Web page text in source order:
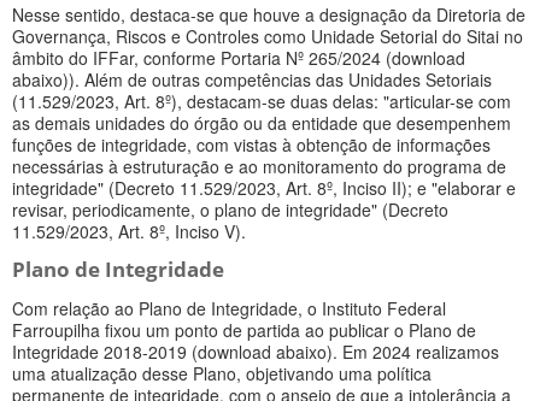
Nesse sentido, destaca-se que houve a designação da Diretoria de
Governança, Riscos e Controles como Unidade Setorial do Sitai no
âmbito do IFFar, conforme Portaria Nº 265/2024 (download
abaixo)). Além de outras competências das Unidades Setoriais
(11.529/2023, Art. 8º), destacam-se duas delas: "articular-se com
as demais unidades do órgão ou da entidade que desempenhem
funções de integridade, com vistas à obtenção de informações
necessárias à estruturação e ao monitoramento do programa de
integridade" (Decreto 11.529/2023, Art. 8º, Inciso II); e "elaborar e
revisar, periodicamente, o plano de integridade" (Decreto
11.529/2023, Art. 8º, Inciso V).
Plano de Integridade
Com relação ao Plano de Integridade, o Instituto Federal
Farroupilha fixou um ponto de partida ao publicar o Plano de
Integridade 2018-2019 (download abaixo). Em 2024 realizamos
uma atualização desse Plano, objetivando uma política
permanente de integridade, com o anseio de que a intolerância a